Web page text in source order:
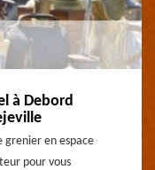
à Debord
grenier en espace
pour vous